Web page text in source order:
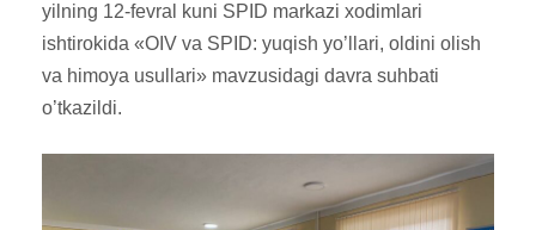
yilning 12-fevral kuni SPID markazi xodimlari
ishtirokida «OIV va SPID: yuqish yo’llari, oldini olish
va himoya usullari» mavzusidagi davra suhbati
o’tkazildi.